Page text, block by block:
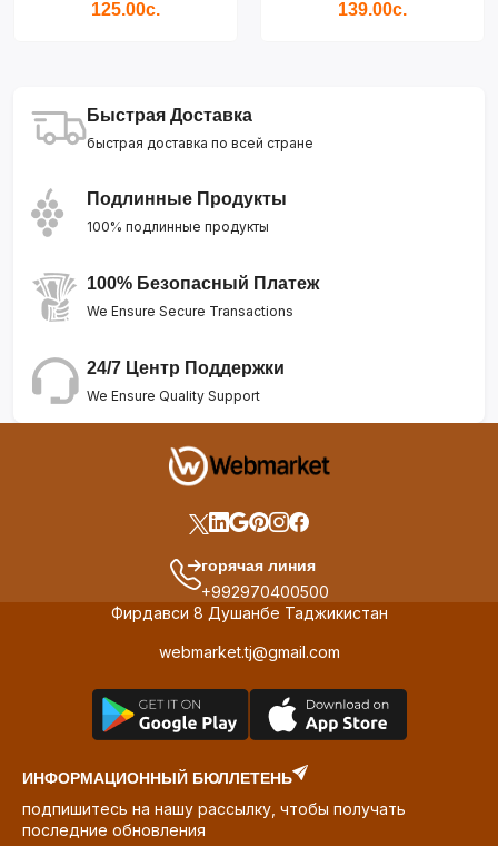
125.00с. 139.00с.
Быстрая Доставка
быстрая доставка по всей стране
Подлинные Продукты
100% подлинные продукты
100% Безопасный Платеж
We Ensure Secure Transactions
24/7 Центр Поддержки
We Ensure Quality Support
горячая линия
+992970400500
Фирдавси 8 Душанбе Таджикистан
webmarket.tj@gmail.com
ИНФОРМАЦИОННЫЙ БЮЛЛЕТЕНЬ
подпишитесь на нашу рассылку, чтобы получать
последние обновления